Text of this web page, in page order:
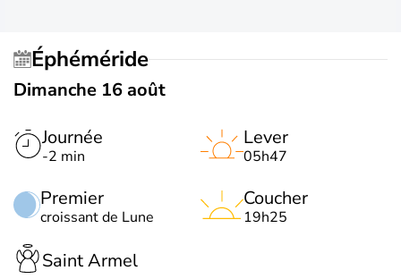
Éphéméride
Dimanche 16 août
Journée
-2 min
Premier
croissant de Lune
Lever
05h47
Coucher
19h25
Saint Armel